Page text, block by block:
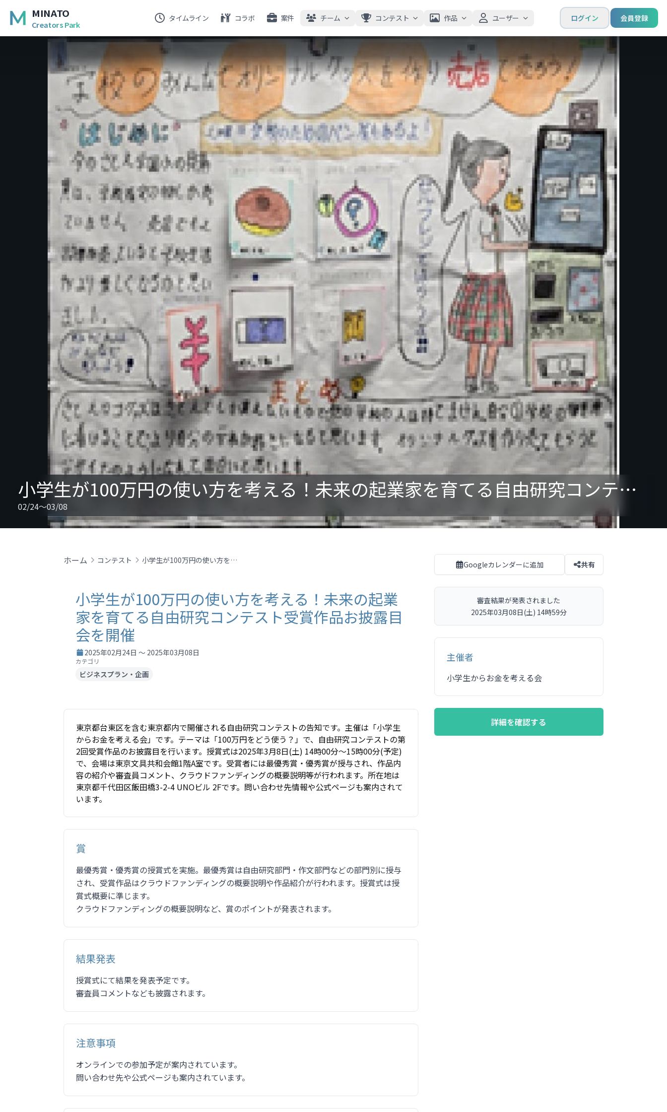
MINATO
Creators Park
ログイン 会員登録
タイムライン コラボ 案件 チーム コンテスト 作品 ユーザー
小学生が100万円の使い方を考える！未来の起業家を育てる自由研究コンテスト受賞作品お披露目会を開催
02/24～03/08
ホーム コンテスト 小学生が100万円の使い方を考える！未来の起業家を育てる自由研究コンテスト受賞作品お披露目会を開催
小学生が100万円の使い方を考える！未来の起業
家を育てる自由研究コンテスト受賞作品お披露目
会を開催
2025年02月24日 ～ 2025年03月08日
カテゴリ
ビジネスプラン・企画
東京都台東区を含む東京都内で開催される自由研究コンテストの告知です。主催は「小学生
からお金を考える会」です。テーマは「100万円をどう使う？」で、自由研究コンテストの第
2回受賞作品のお披露目を行います。授賞式は2025年3月8日(土) 14時00分～15時00分(予定)
で、会場は東京文具共和会館1階A室です。受賞者には最優秀賞・優秀賞が授与され、作品内
容の紹介や審査員コメント、クラウドファンディングの概要説明等が行われます。所在地は
東京都千代田区飯田橋3-2-4 UNOビル 2Fです。問い合わせ先情報や公式ページも案内されて
います。
賞
最優秀賞・優秀賞の授賞式を実施。最優秀賞は自由研究部門・作文部門などの部門別に授与
され、受賞作品はクラウドファンディングの概要説明や作品紹介が行われます。授賞式は授
賞式概要に準じます。
クラウドファンディングの概要説明など、賞のポイントが発表されます。
結果発表
授賞式にて結果を発表予定です。
審査員コメントなども披露されます。
注意事項
オンラインでの参加予定が案内されています。
問い合わせ先や公式ページも案内されています。
Googleカレンダーに追加 共有
審査結果が発表されました
2025年03月08日(土) 14時59分
主催者
小学生からお金を考える会
詳細を確認する